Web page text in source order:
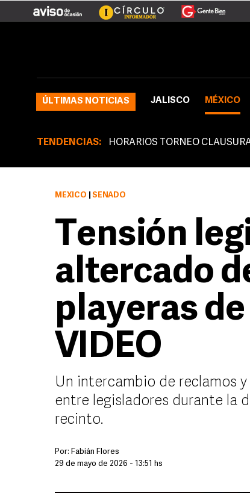
ÚLTIMAS NOTICIAS JALISCO MÉXICO
TENDENCIAS: HORARIOS TORNEO
MÉXICO SENADO
Tensión
altercado
playeras de
VIDEO
Un intercambio de reclamos
entre legisladores durante la
recinto.
Por: Fabián Flores
29 de mayo de 2026 - 13:51 hs